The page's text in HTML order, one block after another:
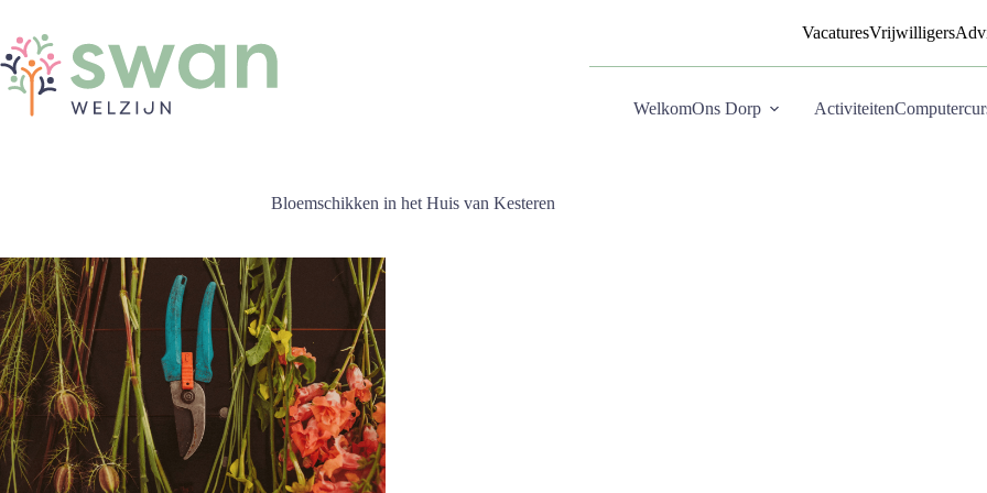
de
inhoud
VacaturesVrijwilligers
WelkomOns Dorp Activiteiten
Bloemschikken in het Huis van Kesteren